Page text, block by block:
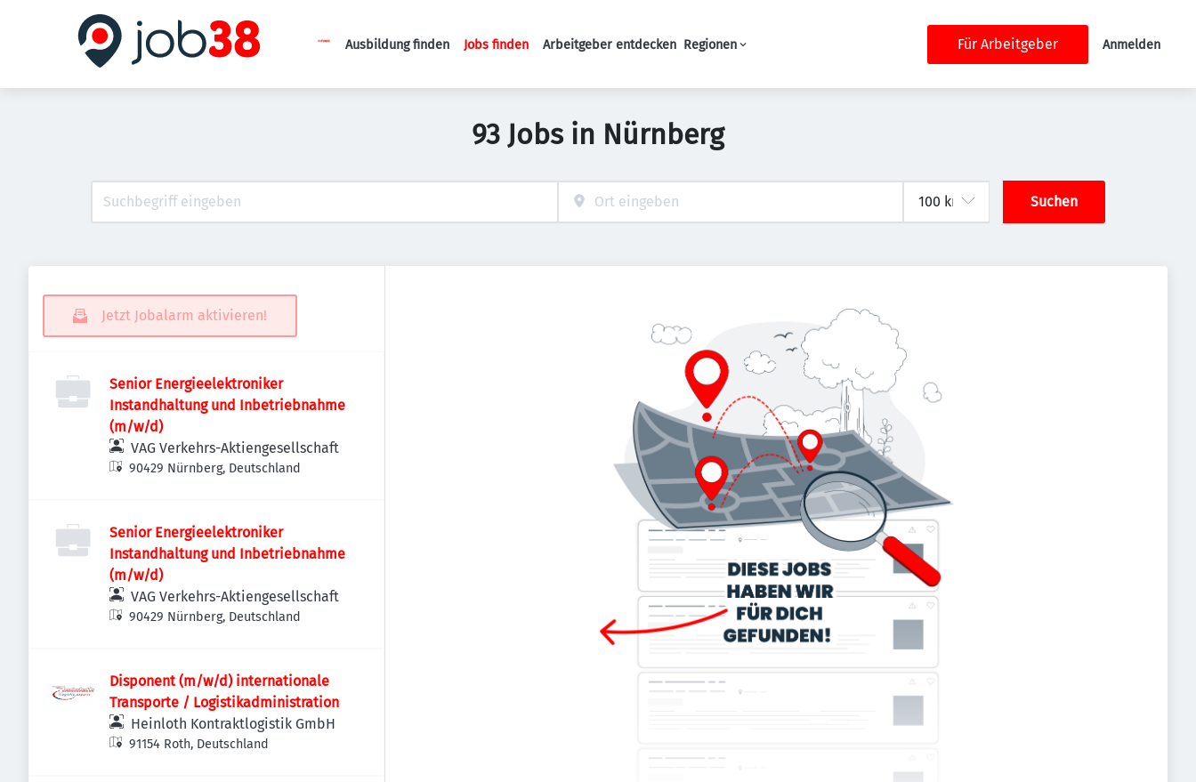
Haupt-Navigation
Ausbildung finden Jobs finden Arbeitgeber entdecken Regionen Für Arbeitgeber Anmelden
93 Jobs in Nürnberg
Suchen
Jetzt Jobalarm aktivieren!
Senior Energieelektroniker
Instandhaltung und Inbetriebnahme
(m/w/d)
VAG Verkehrs-Aktiengesellschaft
90429 Nürnberg, Deutschland
Senior Energieelektroniker
Instandhaltung und Inbetriebnahme
(m/w/d)
VAG Verkehrs-Aktiengesellschaft
90429 Nürnberg, Deutschland
Disponent (m/w/d) internationale
Transporte / Logistikadministration
Heinloth Kontraktlogistik GmbH
91154 Roth, Deutschland